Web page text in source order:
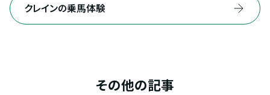
クレインの乗馬体験
その他の記事